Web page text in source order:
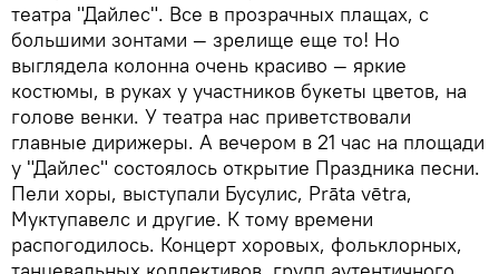
театра "Дайлес". Все в прозрачных плащах, с
большими зонтами — зрелище еще то! Но
выглядела колонна очень красиво — яркие
костюмы, в руках у участников букеты цветов, на
голове венки. У театра нас приветствовали
главные дирижеры. А вечером в 21 час на площади
у "Дайлес" состоялось открытие Праздника песни.
Пели хоры, выступали Бусулис, Prāta vētra,
Муктупавелс и другие. К тому времени
распогодилось. Концерт хоровых, фольклорных,